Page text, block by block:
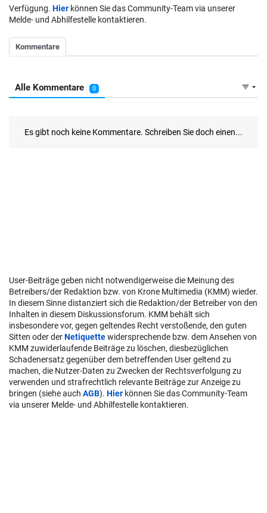
Verfügung. Hier können Sie das Community-Team via unserer
Melde- und Abhilfestelle kontaktieren.
User-Beiträge geben nicht notwendigerweise die Meinung des
Betreibers/der Redaktion bzw. von Krone Multimedia (KMM) wieder.
In diesem Sinne distanziert sich die Redaktion/der Betreiber von den
Inhalten in diesem Diskussionsforum. KMM behält sich
insbesondere vor, gegen geltendes Recht verstoßende, den guten
Sitten oder derNetiquettewidersprechende bzw. dem Ansehen von
KMM zuwiderlaufende Beiträge zu löschen, diesbezüglichen
Schadenersatz gegenüber dem betreffenden User geltend zu
machen, die Nutzer-Daten zu Zwecken der Rechtsverfolgung zu
verwenden und strafrechtlich relevante Beiträge zur Anzeige zu
bringen (siehe auch AGB). Hier können Sie das Community-Team
via unserer Melde- und Abhilfestelle kontaktieren.